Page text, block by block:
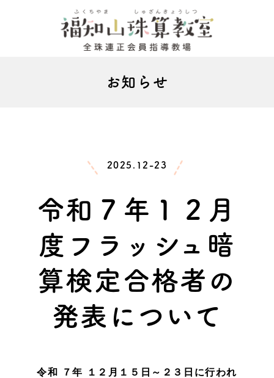
お知らせ
2025.12-23
令和７年１２月
度フラッシュ暗
算検定合格者の
発表について
令和 ７年 １２月１５日～２３日に行われ